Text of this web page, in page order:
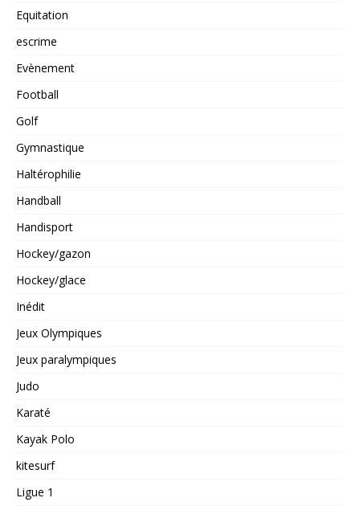
Equitation
escrime
Evènement
Football
Golf
Gymnastique
Haltérophilie
Handball
Handisport
Hockey/gazon
Hockey/glace
Inédit
Jeux Olympiques
Jeux paralympiques
Judo
Karaté
Kayak Polo
kitesurf
Ligue 1